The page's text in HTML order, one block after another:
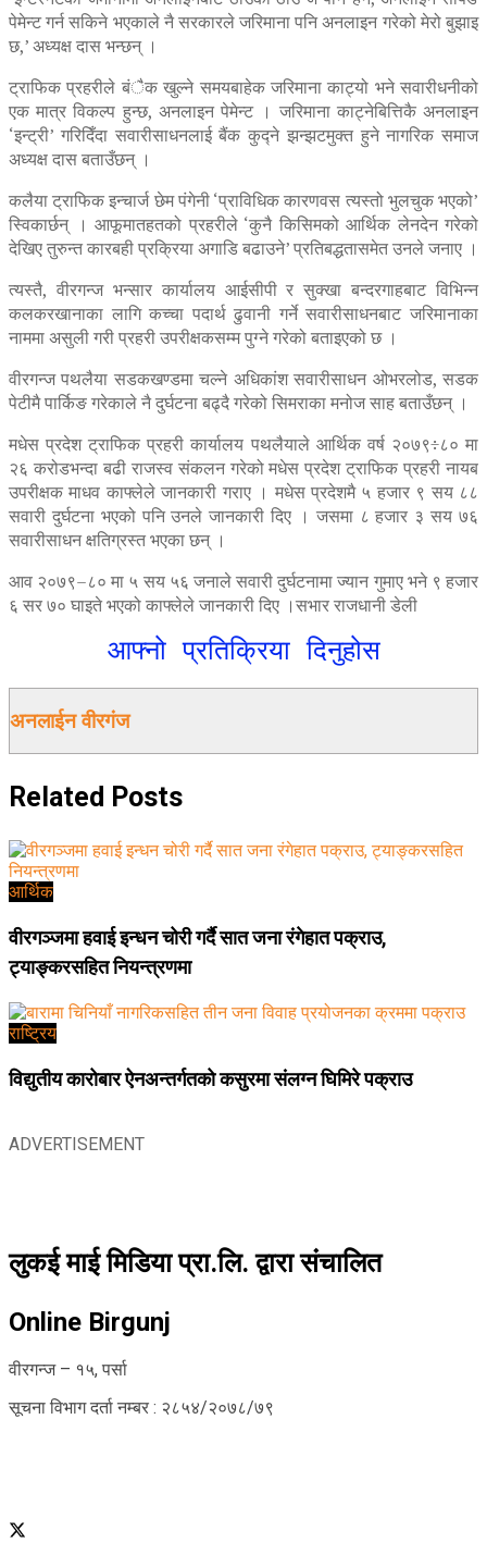
पेमेन्ट गर्न सकिने भएकाले नै सरकारले जरिमाना पनि अनलाइन गरेको मेरो बुझाइ
छ,’ अध्यक्ष दास भन्छन् ।
ट्राफिक प्रहरीले बंैक खुल्ने समयबाहेक जरिमाना काट्यो भने सवारीधनीको
एक मात्र विकल्प हुन्छ, अनलाइन पेमेन्ट । जरिमाना काट्नेबित्तिकै अनलाइन
‘इन्ट्री’ गरिदिँदा सवारीसाधनलाई बैंक कुद्ने झन्झटमुक्त हुने नागरिक समाज
अध्यक्ष दास बताउँछन् ।
कलैया ट्राफिक इन्चार्ज छेम पंगेनी ‘प्राविधिक कारणवस त्यस्तो भुलचुक भएको’
स्विकार्छन् । आफूमातहतको प्रहरीले ‘कुनै किसिमको आर्थिक लेनदेन गरेको
देखिए तुरुन्त कारबही प्रक्रिया अगाडि बढाउने’ प्रतिबद्धतासमेत उनले जनाए ।
त्यस्तै, वीरगन्ज भन्सार कार्यालय आईसीपी र सुक्खा बन्दरगाहबाट विभिन्न
कलकरखानाका लागि कच्चा पदार्थ ढुवानी गर्ने सवारीसाधनबाट जरिमानाका
नाममा असुली गरी प्रहरी उपरीक्षकसम्म पुग्ने गरेको बताइएको छ ।
वीरगन्ज पथलैया सडकखण्डमा चल्ने अधिकांश सवारीसाधन ओभरलोड, सडक
पेटीमै पार्किङ गरेकाले नै दुर्घटना बढ्दै गरेको सिमराका मनोज साह बताउँछन् ।
मधेस प्रदेश ट्राफिक प्रहरी कार्यालय पथलैयाले आर्थिक वर्ष २०७९÷८० मा
२६ करोडभन्दा बढी राजस्व संकलन गरेको मधेस प्रदेश ट्राफिक प्रहरी नायब
उपरीक्षक माधव काफ्लेले जानकारी गराए । मधेस प्रदेशमै ५ हजार ९ सय ८८
सवारी दुर्घटना भएको पनि उनले जानकारी दिए । जसमा ८ हजार ३ सय ७६
सवारीसाधन क्षतिग्रस्त भएका छन् ।
आव २०७९–८० मा ५ सय ५६ जनाले सवारी दुर्घटनामा ज्यान गुमाए भने ९ हजार
६ सर ७० घाइते भएको काफ्लेले जानकारी दिए ।सभार राजधानी डेली
आफ्नो प्रतिक्रिया दिनुहोस
अनलाईन वीरगंज
Related Posts
आर्थिक
वीरगञ्जमा हवाई इन्धन चोरी गर्दै सात जना रंगेहात पक्राउ,
ट्याङ्करसहित नियन्त्रणमा
राष्ट्रिय
विद्युतीय कारोबार ऐनअन्तर्गतको कसुरमा संलग्न घिमिरे पक्राउ
ADVERTISEMENT
लुकई माई मिडिया प्रा.लि. द्वारा संचालित
Online Birgunj
वीरगन्ज – १५, पर्सा
सूचना विभाग दर्ता नम्बर : २८५४/२०७८/७९